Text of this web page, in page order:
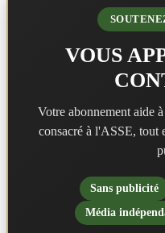
VOUS
Votre abonnement aide
consacré à l'ASSE, tout
Sans publicité
Média